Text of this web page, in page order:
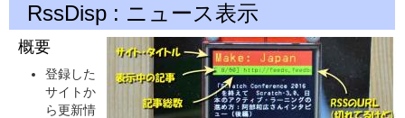
RssDisp : ニュース表示
概要
登録した
サイトか
ら更新情